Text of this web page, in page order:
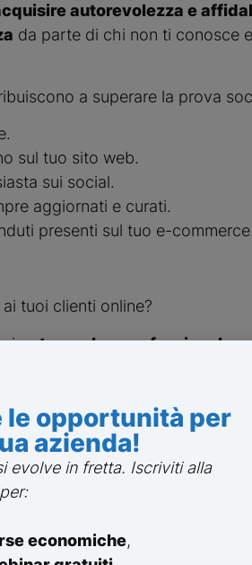
autorevolezza e
da parte di chi non ti conosce
a superare la prova
sul tuo sito web.
sui social.
aggiornati e curati.
presenti sul tuo e-
tuoi clienti online?
autorevole e professionale:
tuo brand.
o Università
le opportunità per
azienda!
evolve in fretta. Iscriviti alla
economiche,